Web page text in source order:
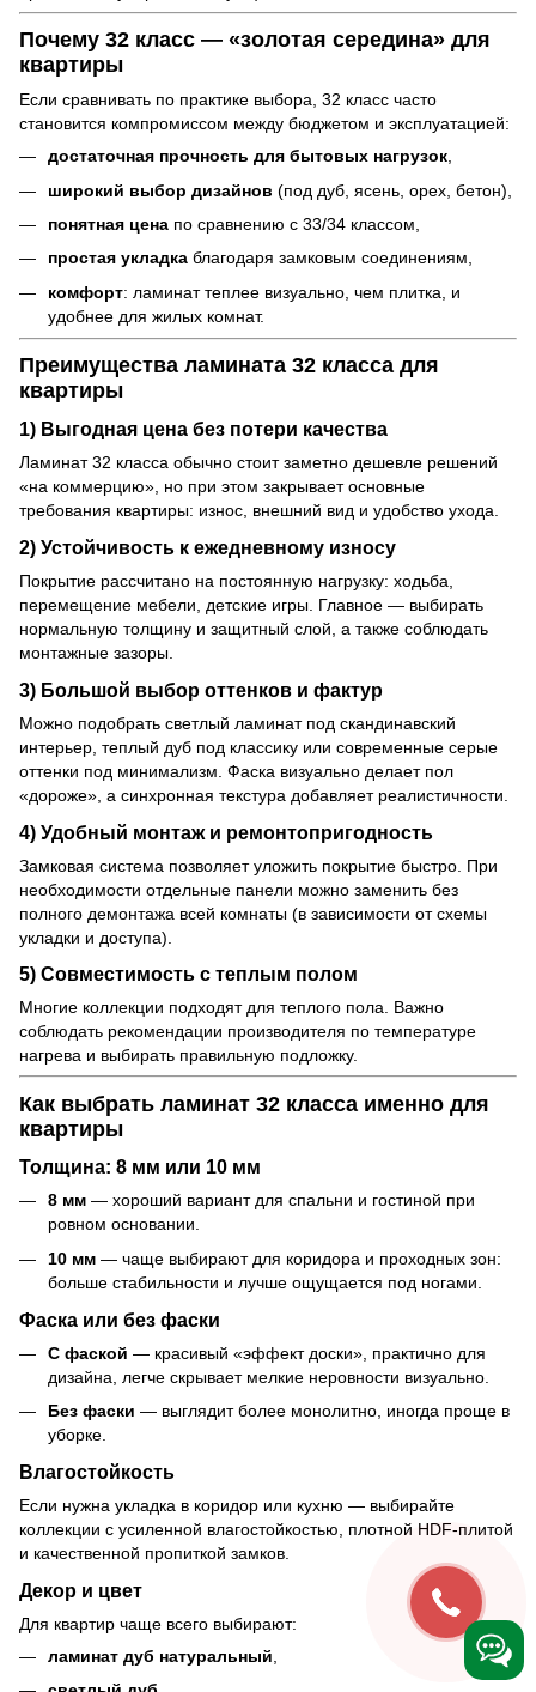
Почему 32 класс — «золотая середина» для
квартиры
Если сравнивать по практике выбора, 32 класс часто
становится компромиссом между бюджетом и эксплуатацией:
достаточная прочность для бытовых нагрузок,
широкий выбор дизайнов (под дуб, ясень, орех, бетон),
понятная цена по сравнению с 33/34 классом,
простая укладка благодаря замковым соединениям,
комфорт: ламинат теплее визуально, чем плитка, и
удобнее для жилых комнат.
Преимущества ламината 32 класса для
квартиры
1) Выгодная цена без потери качества
Ламинат 32 класса обычно стоит заметно дешевле решений
«на коммерцию», но при этом закрывает основные
требования квартиры: износ, внешний вид и удобство ухода.
2) Устойчивость к ежедневному износу
Покрытие рассчитано на постоянную нагрузку: ходьба,
перемещение мебели, детские игры. Главное — выбирать
нормальную толщину и защитный слой, а также соблюдать
монтажные зазоры.
3) Большой выбор оттенков и фактур
Можно подобрать светлый ламинат под скандинавский
интерьер, теплый дуб под классику или современные серые
оттенки под минимализм. Фаска визуально делает пол
«дороже», а синхронная текстура добавляет реалистичности.
4) Удобный монтаж и ремонтопригодность
Замковая система позволяет уложить покрытие быстро. При
необходимости отдельные панели можно заменить без
полного демонтажа всей комнаты (в зависимости от схемы
укладки и доступа).
5) Совместимость с теплым полом
Многие коллекции подходят для теплого пола. Важно
соблюдать рекомендации производителя по температуре
нагрева и выбирать правильную подложку.
Как выбрать ламинат 32 класса именно для
квартиры
Толщина: 8 мм или 10 мм
8 мм — хороший вариант для спальни и гостиной при
ровном основании.
10 мм — чаще выбирают для коридора и проходных зон:
больше стабильности и лучше ощущается под ногами.
Фаска или без фаски
С фаской — красивый «эффект доски», практично для
дизайна, легче скрывает мелкие неровности визуально.
Без фаски — выглядит более монолитно, иногда проще в
уборке.
Влагостойкость
Если нужна укладка в коридор или кухню — выбирайте
коллекции с усиленной влагостойкостью, плотной HDF-плитой
и качественной пропиткой замков.
Декор и цвет
Для квартир чаще всего выбирают:
ламинат дуб натуральный